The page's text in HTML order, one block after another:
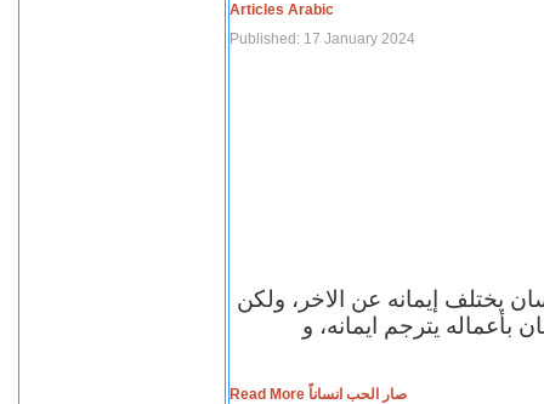
Articles Arabic
Published: 17 January 2024
يختلف إيمانه عن الاخر، ولكن
بأعماله يترجم ايمانه، و
Read More صار الحب انساناً